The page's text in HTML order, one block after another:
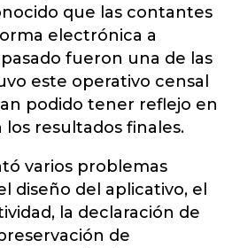
que las contantes
electrónica a
fueron una de las
este operativo censal
podido tener reflejo en
resultados finales.
varios problemas
diseño del aplicativo, el
la declaración de
de